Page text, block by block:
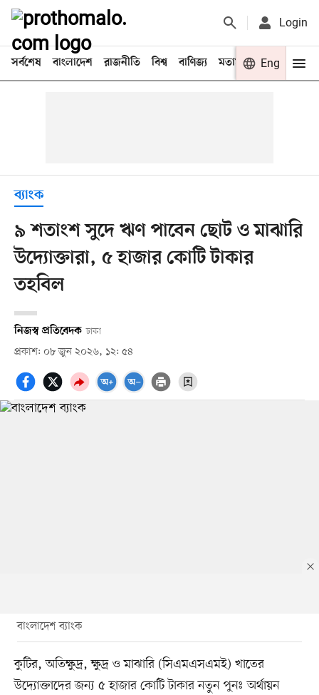
Login
সর্বশেষ বাংলাদেশ রাজনীতি বিশ্ব বাণিজ্য মতামত খেলা
Eng
ব্যাংক
৯ শতাংশ সুদে ঋণ পাবেন ছোট ও মাঝারি
উদ্যোক্তারা, ৫ হাজার কোটি টাকার
তহবিল
নিজস্ব প্রতিবেদক ঢাকা
প্রকাশ: ০৮ জুন ২০২৬, ১২: ৫৪
বাংলাদেশ ব্যাংক
কুটির, অতিক্ষুদ্র, ক্ষুদ্র ও মাঝারি (সিএমএসএমই) খাতের
উদ্যোক্তাদের জন্য ৫ হাজার কোটি টাকার নতুন পুনঃ অর্থায়ন